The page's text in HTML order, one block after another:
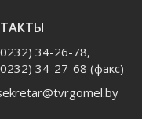
34-26-78,
34-27-68 (факс)